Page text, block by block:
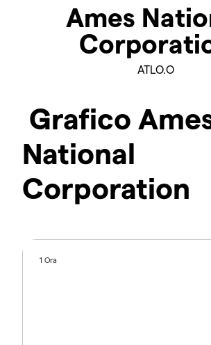
Ames
ATLO.O
Grafico
National
Corporation
1 Ora